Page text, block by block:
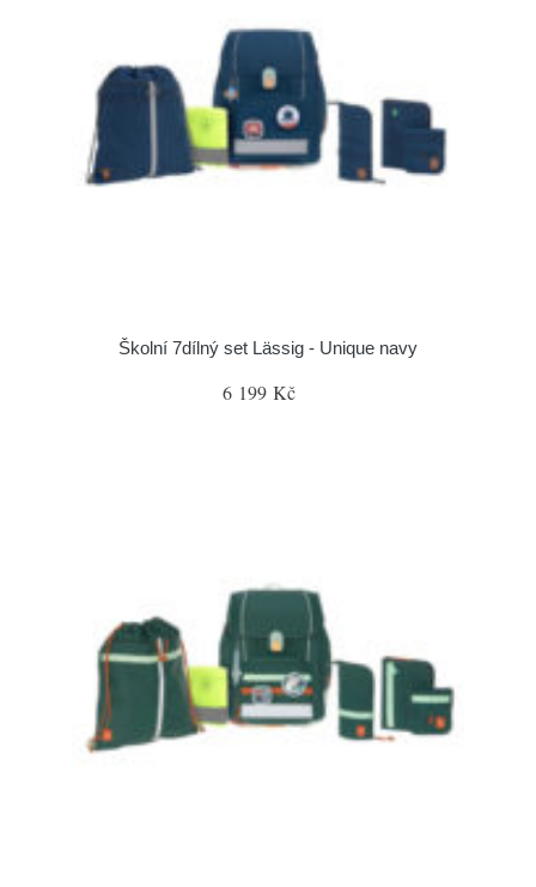
Školní 7dílný set Lässig - Unique navy
6 199 Kč